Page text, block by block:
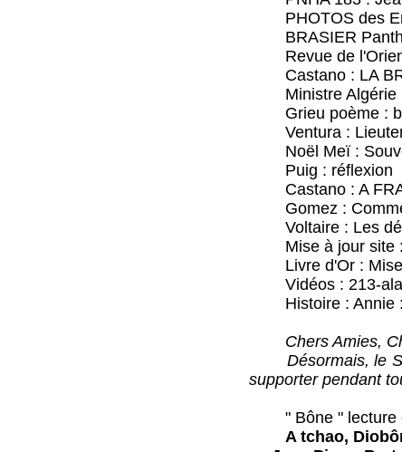
PHOTOS des
BRASIER
Revue de l'Orient
Castano : LA
Ministre Algérie ;
Grieu poème :
Ventura :
Noël Meï :
Puig : réflexion
Castano : A
Gomez :
Voltaire : Les
Mise à jour site :
Livre d'Or : Mise
Vidéos : 213-alat-
Histoire : Annie :
Chers Amies,
Désormais, le
supporter pendant
" Bône " lecture
A tchao,